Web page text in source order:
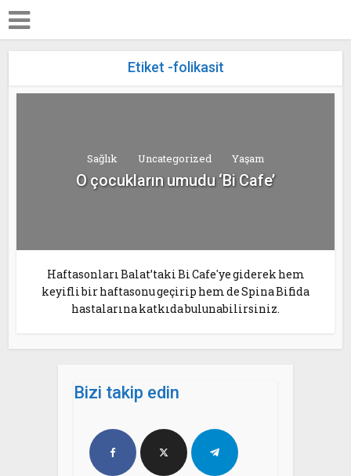
Etiket -folikasit
Sağlık Uncategorized Yaşam
O çocukların umudu ‘Bi Cafe’
Haftasonları Balat’taki Bi Cafe'ye giderek hem
keyifli bir haftasonu geçirip hem de Spina Bifida
hastalarına katkıda bulunabilirsiniz.
Bizi takip edin